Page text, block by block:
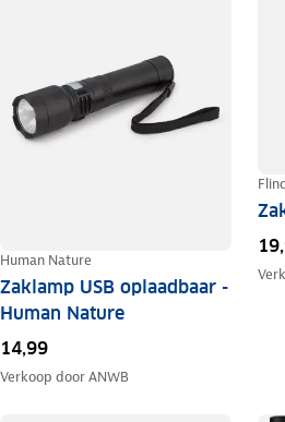
Human Nature
Zaklamp USB oplaadbaar -
Human Nature
14,99
Verkoop doorANWB